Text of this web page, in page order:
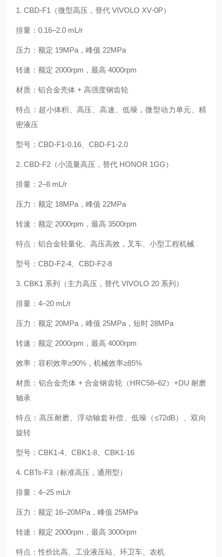
1. CBD‑F1（微型高压，替代 VIVOLO XV‑0P）
排量：0.16–2.0 mL/r
压力：额定 19MPa，峰值 22MPa
转速：额定 2000rpm，最高 4000rpm
材质：铝合金壳体 + 高强度钢齿轮
特点：超小体积、高压、高速、低噪，微型动力单元、精
密液压
型号：CBD‑F1‑0.16、CBD‑F1‑2.0
2. CBD‑F2（小流量高压，替代 HONOR 1GG）
排量：2–8 mL/r
压力：额定 18MPa，峰值 22MPa
转速：额定 2000rpm，最高 3500rpm
特点：铝合金轻量化、高压高效，叉车、小型工程机械
型号：CBD‑F2‑4、CBD‑F2‑8
3. CBK1 系列（主力高压，替代 VIVOLO 20 系列）
排量：4–20 mL/r
压力：额定 20MPa，峰值 25MPa，短时 28MPa
转速：额定 2000rpm，最高 4000rpm
效率：容积效率≥90%，机械效率≥85%
材质：铝合金壳体 + 合金钢齿轮（HRC58–62）+DU 耐磨
轴承
特点：高压耐磨、浮动轴套补偿、低噪（≤72dB）、双向
旋转
型号：CBK1‑4、CBK1‑8、CBK1‑16
4. CBTs‑F3（标准高压，通用型）
排量：4–25 mL/r
压力：额定 16–20MPa，峰值 25MPa
转速：额定 2000rpm，最高 3000rpm
特点：性价比高、工业液压站、环卫车、农机